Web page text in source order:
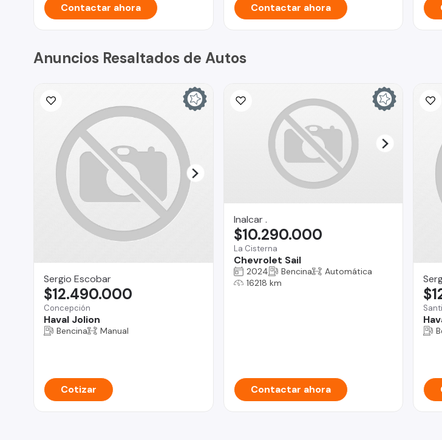
Contactar ahora Contactar ahora
Anuncios Resaltados de Autos
Sergio Escobar
Concepción
Haval Jolion
$12.490.000
Bencina Manual
Cotizar
Inalcar .
La Cisterna
Chevrolet Sail
$10.290.000
2024 Bencina
Automática
16218 km
Contactar ahora